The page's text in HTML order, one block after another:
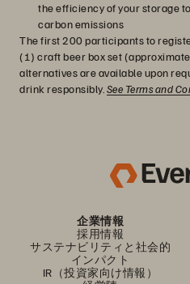
the efficiency of your storage
carbon emissions
The first 200 participants to
(1) craft beer box set
alternatives are available upon
drink responsibly. See Terms and
企業情報
採用情報
サステナビリティと社会的
インパクト
IR（投資家向け情報）